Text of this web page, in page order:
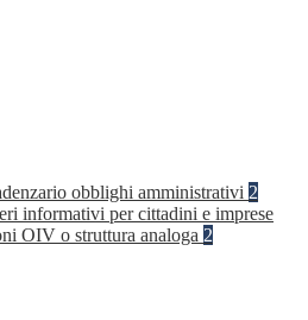
obblighi amministrativi 2
informativi per cittadini e imprese
OIV o struttura analoga 2